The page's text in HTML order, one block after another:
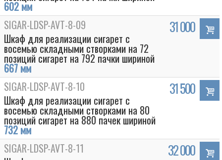
Box
602 мм
SIGAR-LDSP-AVT-8-09
Шкаф для реализации сигарет с
восемью складными створками на 72
позиций сигарет на 792 пачки шириной
667 мм
31 000
SIGAR-LDSP-AVT-8-10
Шкаф для реализации сигарет с
восемью складными створками на 80
позиций сигарет на 880 пачек шириной
732 мм
31 500
SIGAR-LDSP-AVT-8-11
32 000